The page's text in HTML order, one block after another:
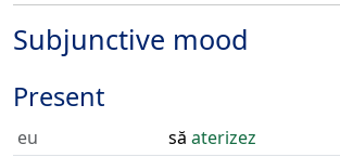
Subjunctive mood
Present
eu să aterizez